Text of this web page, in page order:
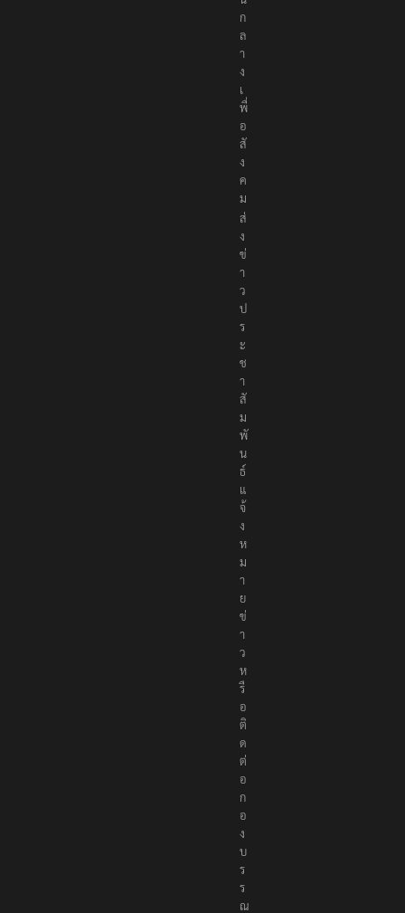
ก
ล
า
ง
เ
พื่
อ
สั
ง
ค
ม
ส่
ง
ข่
า
ว
ป
ร
ะ
ช
า
สั
ม
พั
น
ธ์
แ
จ้
ง
ห
ม
า
ย
ข่
า
ว
ห
รื
อ
ติ
ด
ต่
อ
ก
อ
ง
บ
ร
ร
ณ